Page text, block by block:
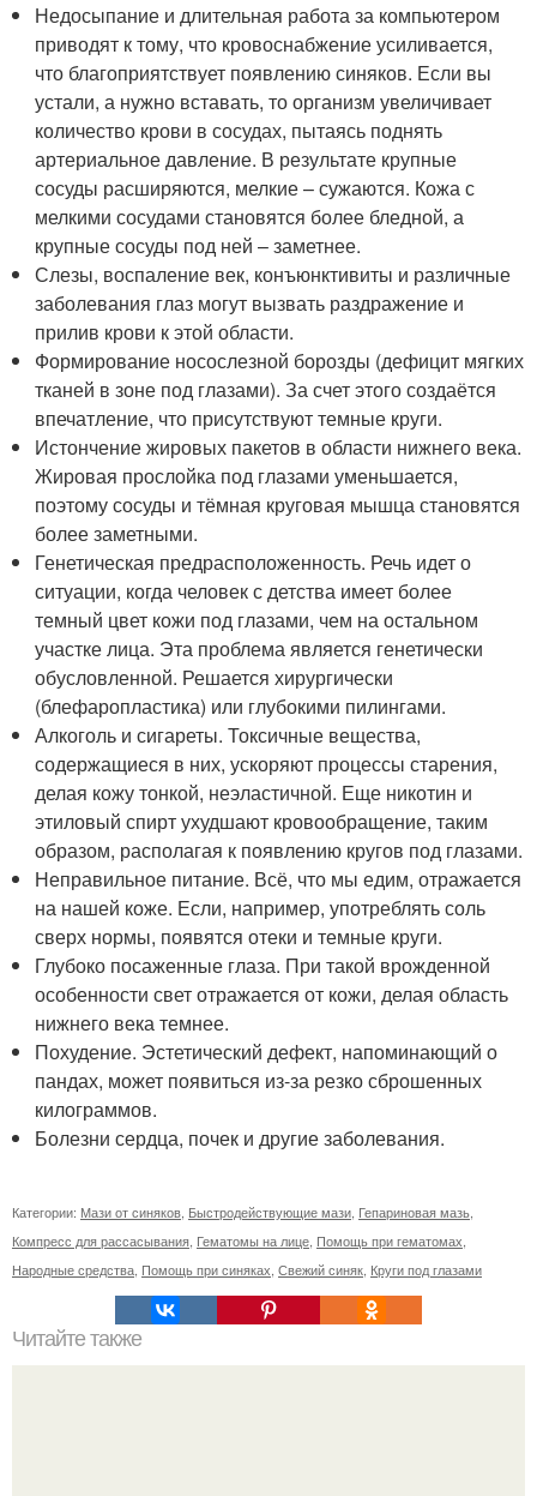
Недосыпание и длительная работа за компьютером
приводят к тому, что кровоснабжение усиливается,
что благоприятствует появлению синяков. Если вы
устали, а нужно вставать, то организм увеличивает
количество крови в сосудах, пытаясь поднять
артериальное давление. В результате крупные
сосуды расширяются, мелкие – сужаются. Кожа с
мелкими сосудами становятся более бледной, а
крупные сосуды под ней – заметнее.
Слезы, воспаление век, конъюнктивиты и различные
заболевания глаз могут вызвать раздражение и
прилив крови к этой области.
Формирование носослезной борозды (дефицит мягких
тканей в зоне под глазами). За счет этого создаётся
впечатление, что присутствуют темные круги.
Истончение жировых пакетов в области нижнего века.
Жировая прослойка под глазами уменьшается,
поэтому сосуды и тёмная круговая мышца становятся
более заметными.
Генетическая предрасположенность. Речь идет о
ситуации, когда человек с детства имеет более
темный цвет кожи под глазами, чем на остальном
участке лица. Эта проблема является генетически
обусловленной. Решается хирургически
(блефаропластика) или глубокими пилингами.
Алкоголь и сигареты. Токсичные вещества,
содержащиеся в них, ускоряют процессы старения,
делая кожу тонкой, неэластичной. Еще никотин и
этиловый спирт ухудшают кровообращение, таким
образом, располагая к появлению кругов под глазами.
Неправильное питание. Всё, что мы едим, отражается
на нашей коже. Если, например, употреблять соль
сверх нормы, появятся отеки и темные круги.
Глубоко посаженные глаза. При такой врожденной
особенности свет отражается от кожи, делая область
нижнего века темнее.
Похудение. Эстетический дефект, напоминающий о
пандах, может появиться из-за резко сброшенных
килограммов.
Болезни сердца, почек и другие заболевания.
Категории: Мази от синяков Быстродействующие мази Гепариновая мазь
Компресс для рассасывания Гематомы на лице Помощь при гематомах
Народные средства Помощь при синяках Свежий синяк Круги под глазами
Читайте также